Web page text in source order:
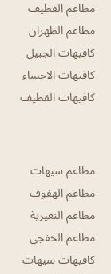
مطاعم القطيف
مطاعم الظهران
كافيهات الجبيل
كافيهات الاحساء
كافيهات القطيف
مطاعم سيهات
مطاعم الهفوف
مطاعم النعيرية
مطاعم الخفجي
كافيهات سيهات